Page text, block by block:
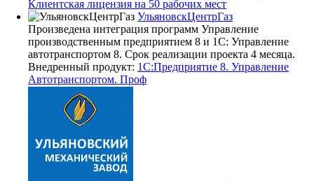
Клиентская лицензия на 50 рабочих мест
УльяновскЦентрГаз
Произведена интеграция программ Управление
производственным предприятием 8 и 1С: Управление
автотранспортом 8. Срок реализации проекта 4 месяца.
Внедренный продукт: 1С:Предприятие 8. Управление
Автотранспортом. Проф